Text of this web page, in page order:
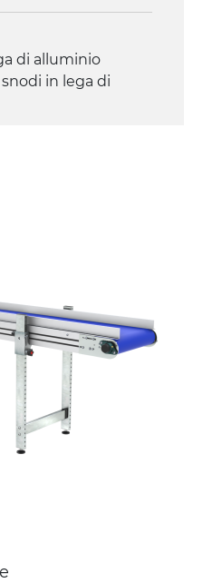
di alluminio
in lega di
gambe in tubolare
pivottanti